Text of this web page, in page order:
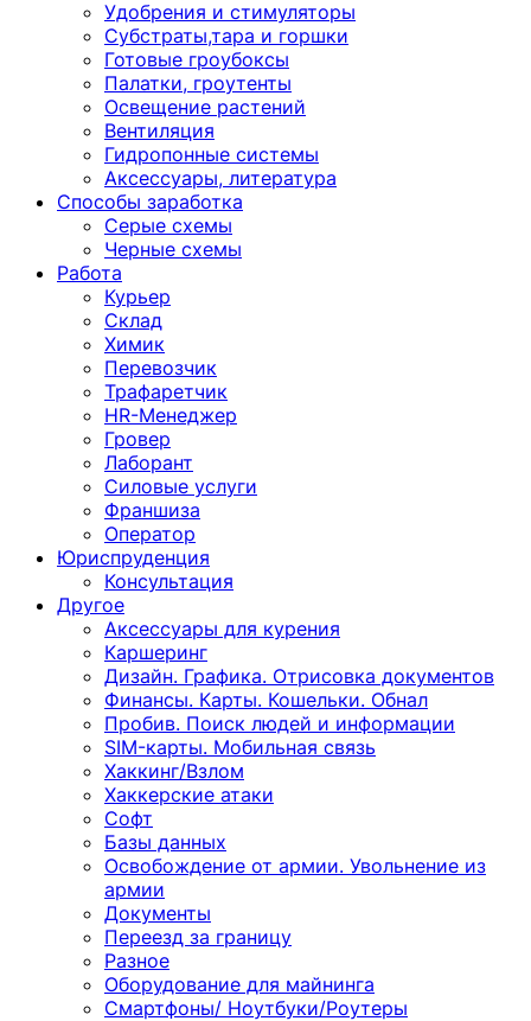
Удобрения и стимуляторы
Субстраты,тара и горшки
Готовые гроубоксы
Палатки, гроутенты
Освещение растений
Вентиляция
Гидропонные системы
Аксессуары, литература
Способы заработка
Серые схемы
Черные схемы
Работа
Курьер
Склад
Химик
Перевозчик
Трафаретчик
HR-Менеджер
Гровер
Лаборант
Силовые услуги
Франшиза
Оператор
Юриспруденция
Консультация
Другoе
Аксессуары для курения
Каршеринг
Дизайн. Графика. Отрисовка документов
Финансы. Карты. Кошельки. Обнал
Пробив. Поиск людей и информации
SIM-карты. Мобильная связь
Хаккинг/Взлом
Хаккерские атаки
Софт
Базы данных
Освобождение от армии. Увольнение из
армии
Документы
Переезд за границу
Разное
Оборудование для майнинга
Смартфоны/ Ноутбуки/Роутеры